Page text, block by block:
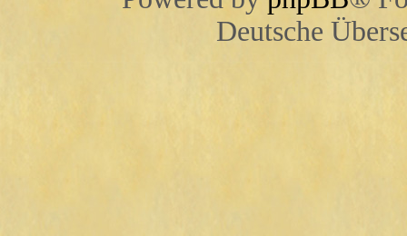
Deutsche